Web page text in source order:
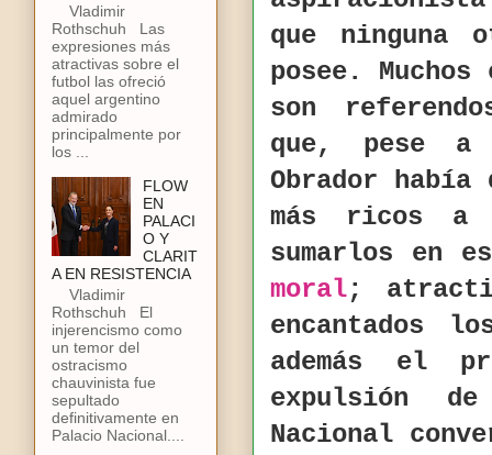
que ninguna
posee.
son
que, pese a
Obrador había
más ricos
sumarlos en
moral;
encantados
además el
expulsión
Nacional
Vladimir
Rothschuh Las
expresiones más
atractivas sobre el
futbol las ofreció
aquel argentino
admirado
principalmente por
los ...
FLOW
EN
PALACI
O Y
CLARIT
A EN RESISTENCIA
Vladimir
Rothschuh El
injerencismo como
un temor del
ostracismo
chauvinista fue
sepultado
definitivamente en
Palacio Nacional....